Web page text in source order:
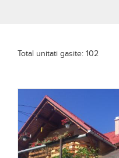
Total unitati gasite: 102